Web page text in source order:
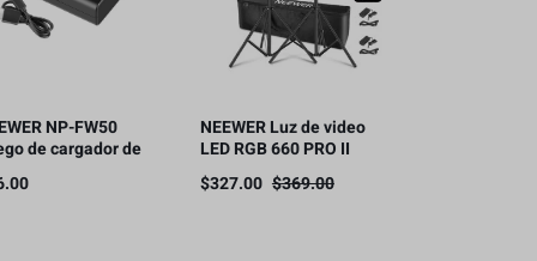
NP-FW50
de cargador de
para SONY
NP-FW50
NEEWER Luz de video
LED RGB 660 PRO II
mejorada con control
de aplicación
$369.00
$327.00